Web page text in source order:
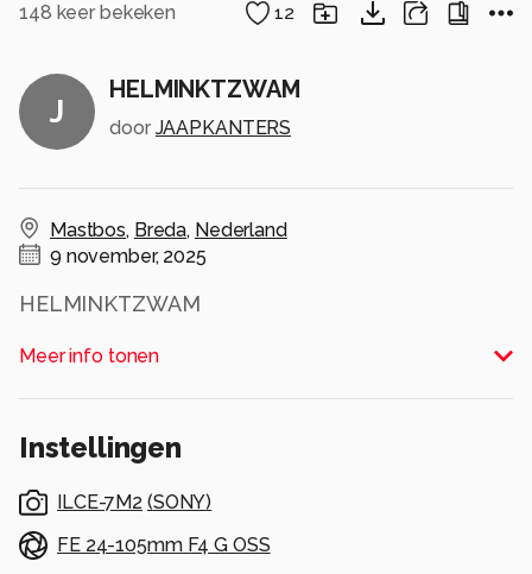
148 keer bekeken 12
J
HELMINKTZWAM
door JAAPKANTERS
Mastbos, Breda, Nederland
9 november, 2025
HELMINKTZWAM
Alle rechten voorbehouden
Meer info tonen
Instellingen
ILCE-7M2 (SONY)
FE 24-105mm F4 G OSS